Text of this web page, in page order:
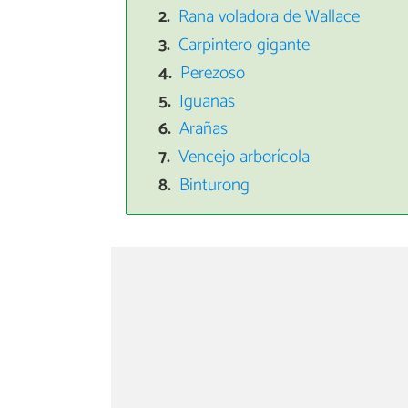
Rana voladora de Wallace
Carpintero gigante
Perezoso
Iguanas
Arañas
Vencejo arborícola
Binturong